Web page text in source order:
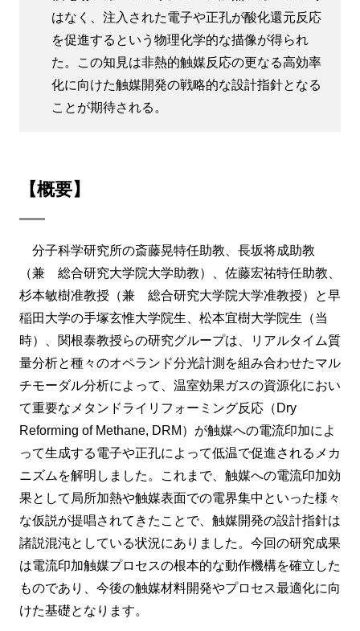
はなく、注入された電子や正孔が酸化還元反応
を促進するという物理化学的な描像が得られ
た。この知見は非熱的触媒反応の更なる高効率
化に向けた触媒開発の戦略的な設計指針となる
ことが期待される。
【概要】
分子科学研究所の斎藤晃特任助教、長坂将成助教
（兼 総合研究大学院大学助教）、佐藤宏祐特任助教、
杉本敏樹准教授（兼 総合研究大学院大学准教授）と早
稲田大学の手塚玄惟大学院生、松本宜樹大学院生（当
時）、関根泰教授らの研究グループは、リアルタイム質
量分析と種々のオペランド分光計測を組み合わせたマル
チモーダル分析によって、温室効果ガスの資源化におい
て重要なメタンドライリフォーミング反応（Dry
Reforming of Methane, DRM）が触媒への電流印加によ
って生成する電子や正孔によって低温で促進されるメカ
ニズムを解明しました。これまで、触媒への電流印加効
果として局所加熱や触媒表面での電界集中といった様々
な仮説が提唱されてきたことで、触媒開発の設計指針は
諸説混沌としている状況にありました。今回の研究成果
は電流印加触媒プロセスの根本的な動作機構を確立した
ものであり、今後の触媒材料開発やプロセス最適化に向
けた基礎となります。